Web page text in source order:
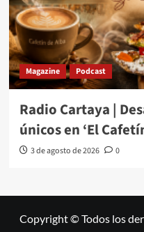
Magazine Podcast
Radio Cartaya |
únicos en ‘El
3 de agosto de 2026 0
Copyright © Todos los